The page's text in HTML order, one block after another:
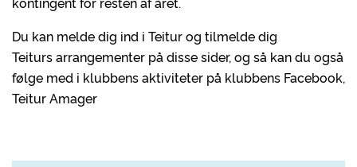
Du kan melde dig ind i Teitur og tilmelde dig
Teiturs arrangementer på disse sider, og så kan du også
følge med i klubbens aktiviteter på klubbens Facebook,
Teitur Amager